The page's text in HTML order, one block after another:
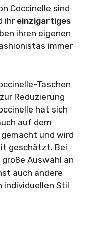
Coccinelle sind
ihr einzigartiges
ihren eigenen
immer
Taschen
Reduzierung
hat sich
auf dem
und wird
geschätzt. Bei
Auswahl an
auch andere
individuellen Stil